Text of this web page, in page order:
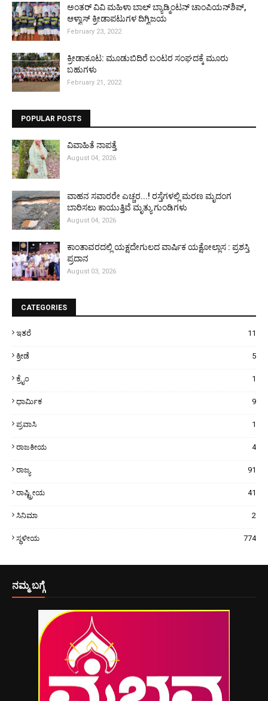
ಅಂತರ್ ವಿವಿ ಮಹಿಳಾ ಬಾಲ್ ಬ್ಯಾಡ್ಮಿಂಟನ್ ಚಾಂಪಿಯನ್‌ಶಿಪ್,
ಆಳ್ವಾಸ್ ಕ್ರೀಡಾಪಟುಗಳ ದಿಗ್ವಿಜಯ
February 23, 2022
ಕ್ರೀಡಾಕೂಟ: ಮೂಡುಬಿದಿರೆ ಬಂಟರ ಸಂಘದಕ್ಕೆ ಮೂರು
ಬಹುಗಳು
February 21, 2022
POPULAR POSTS
ವಿವಾಹಿತೆ ನಾಪತ್ತೆ
August 04, 2026
ವಾಹನ ಸವಾರರೇ ಎಚ್ಚರ...! ರಸ್ತೆಗಳಲ್ಲಿ ಮರಣ ಮೃದಂಗ
ಬಾರಿಸಲು ಕಾಯುತ್ತಿವೆ ಮೃತ್ಯು ಗುಂಡಿಗಳು
August 04, 2026
ಕಾಂತಾವರದಲ್ಲಿ ಯಕ್ಷದೇಗುಲದ ವಾರ್ಷಿಕ ಯಕ್ಷೋಲ್ಲಾಸ : ಪ್ರಶಸ್ತಿ
ಪ್ರದಾನ
August 03, 2026
CATEGORIES
ಇತರೆ 11
ಕ್ರೀಡೆ 5
ಕ್ರೈಂ 1
ಧಾರ್ಮಿಕ 9
ಪ್ರವಾಸಿ 1
ರಾಜಕೀಯ 4
ರಾಜ್ಯ 91
ರಾಷ್ಟ್ರೀಯ 41
ಸಿನಿಮಾ 2
ಸ್ಥಳೀಯ 774
ನಮ್ಮ ಬಗ್ಗೆ